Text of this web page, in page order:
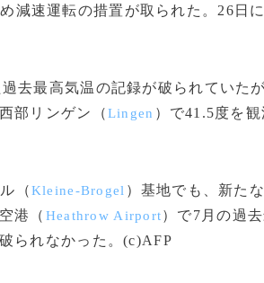
減速運転の措置が取られた。26日
去最高気温の記録が破られていた
部リンゲン（Lingen ）で41.5度を
（Kleine-Brogel ）基地でも、新た
港（ Heathrow Airport）で7月の過
られなかった。(c)AFP